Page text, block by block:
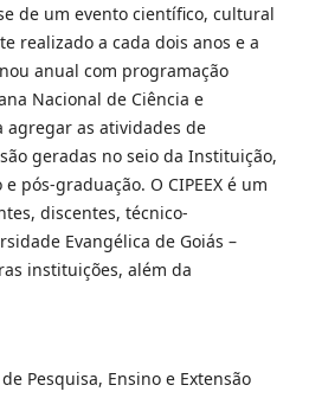
se de um evento científico, cultural
realizado a cada dois anos e a
anual com programação
Nacional de Ciência e
agregar as atividades de
geradas no seio da Instituição,
pós-graduação. O CIPEEX é um
discentes, técnico-
Evangélica de Goiás –
instituições, além da
Pesquisa, Ensino e Extensão